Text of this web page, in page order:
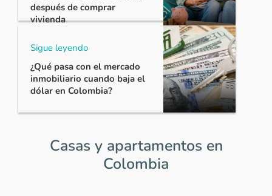
después de comprar
vivienda
Sigue leyendo
¿Qué pasa con el mercado
inmobiliario cuando baja el
dólar en Colombia?
Casas y apartamentos en
Colombia